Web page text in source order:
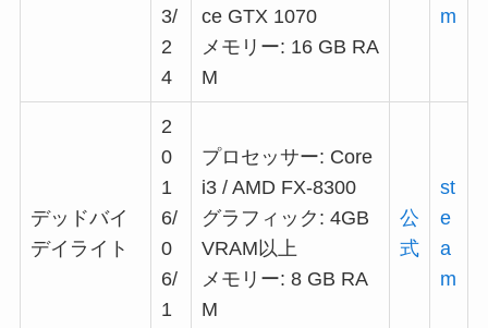
3/
2
4
ce GTX 1070
メモリー: 16 GB RA
M
m
デッドバイ
デイライト
2
0
1
6/
0
6/
1
プロセッサー: Core
i3 / AMD FX-8300
グラフィック: 4GB
VRAM以上
メモリー: 8 GB RA
M
公
式
st
e
a
m